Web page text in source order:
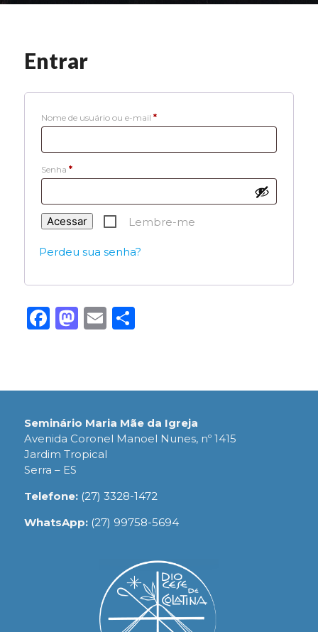
Entrar
Nome de usuário ou e-mail *Obrigatório
Senha *Obrigatório
Lembre-me
Acessar
Perdeu sua senha?
Facebook
Mastodon
EmailShare
Seminário Maria Mãe da Igreja
Avenida Coronel Manoel Nunes, nº 1415
Jardim Tropical
Serra – ES
Telefone: (27) 3328-1472
WhatsApp: (27) 99758-5694